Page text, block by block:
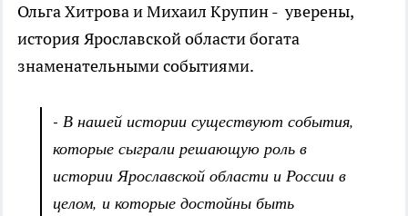
Ольга Хитрова и Михаил Крупин - уверены,
история Ярославской области богата
знаменательными событиями.
- В нашей истории существуют события,
которые сыграли решающую роль в
истории Ярославской области и России в
целом, и которые достойны быть